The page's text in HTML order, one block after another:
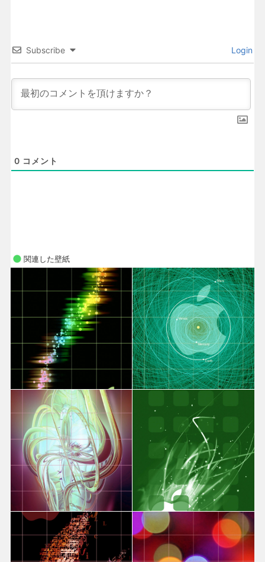
Subscribe Login
0 コメント
関連した壁紙